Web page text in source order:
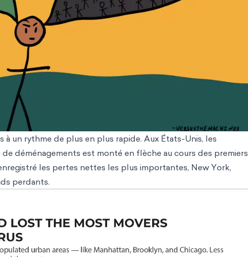
un rythme de plus en plus rapide. Aux États-Unis, les
déménagements est monté en flèche au cours des premiers
les pertes nettes les plus importantes, New York,
perdants.